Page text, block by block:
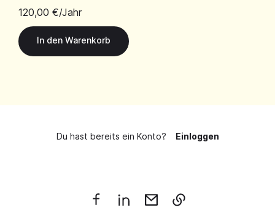
120,00 €/Jahr
Du hast bereits ein Konto? Einloggen